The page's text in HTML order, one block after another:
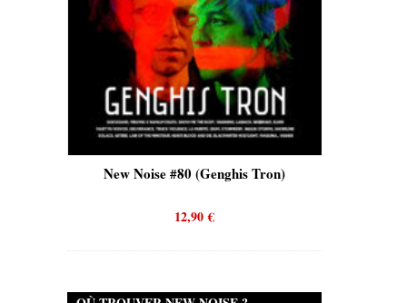
New Noise #80 (Genghis Tron)
12,90€